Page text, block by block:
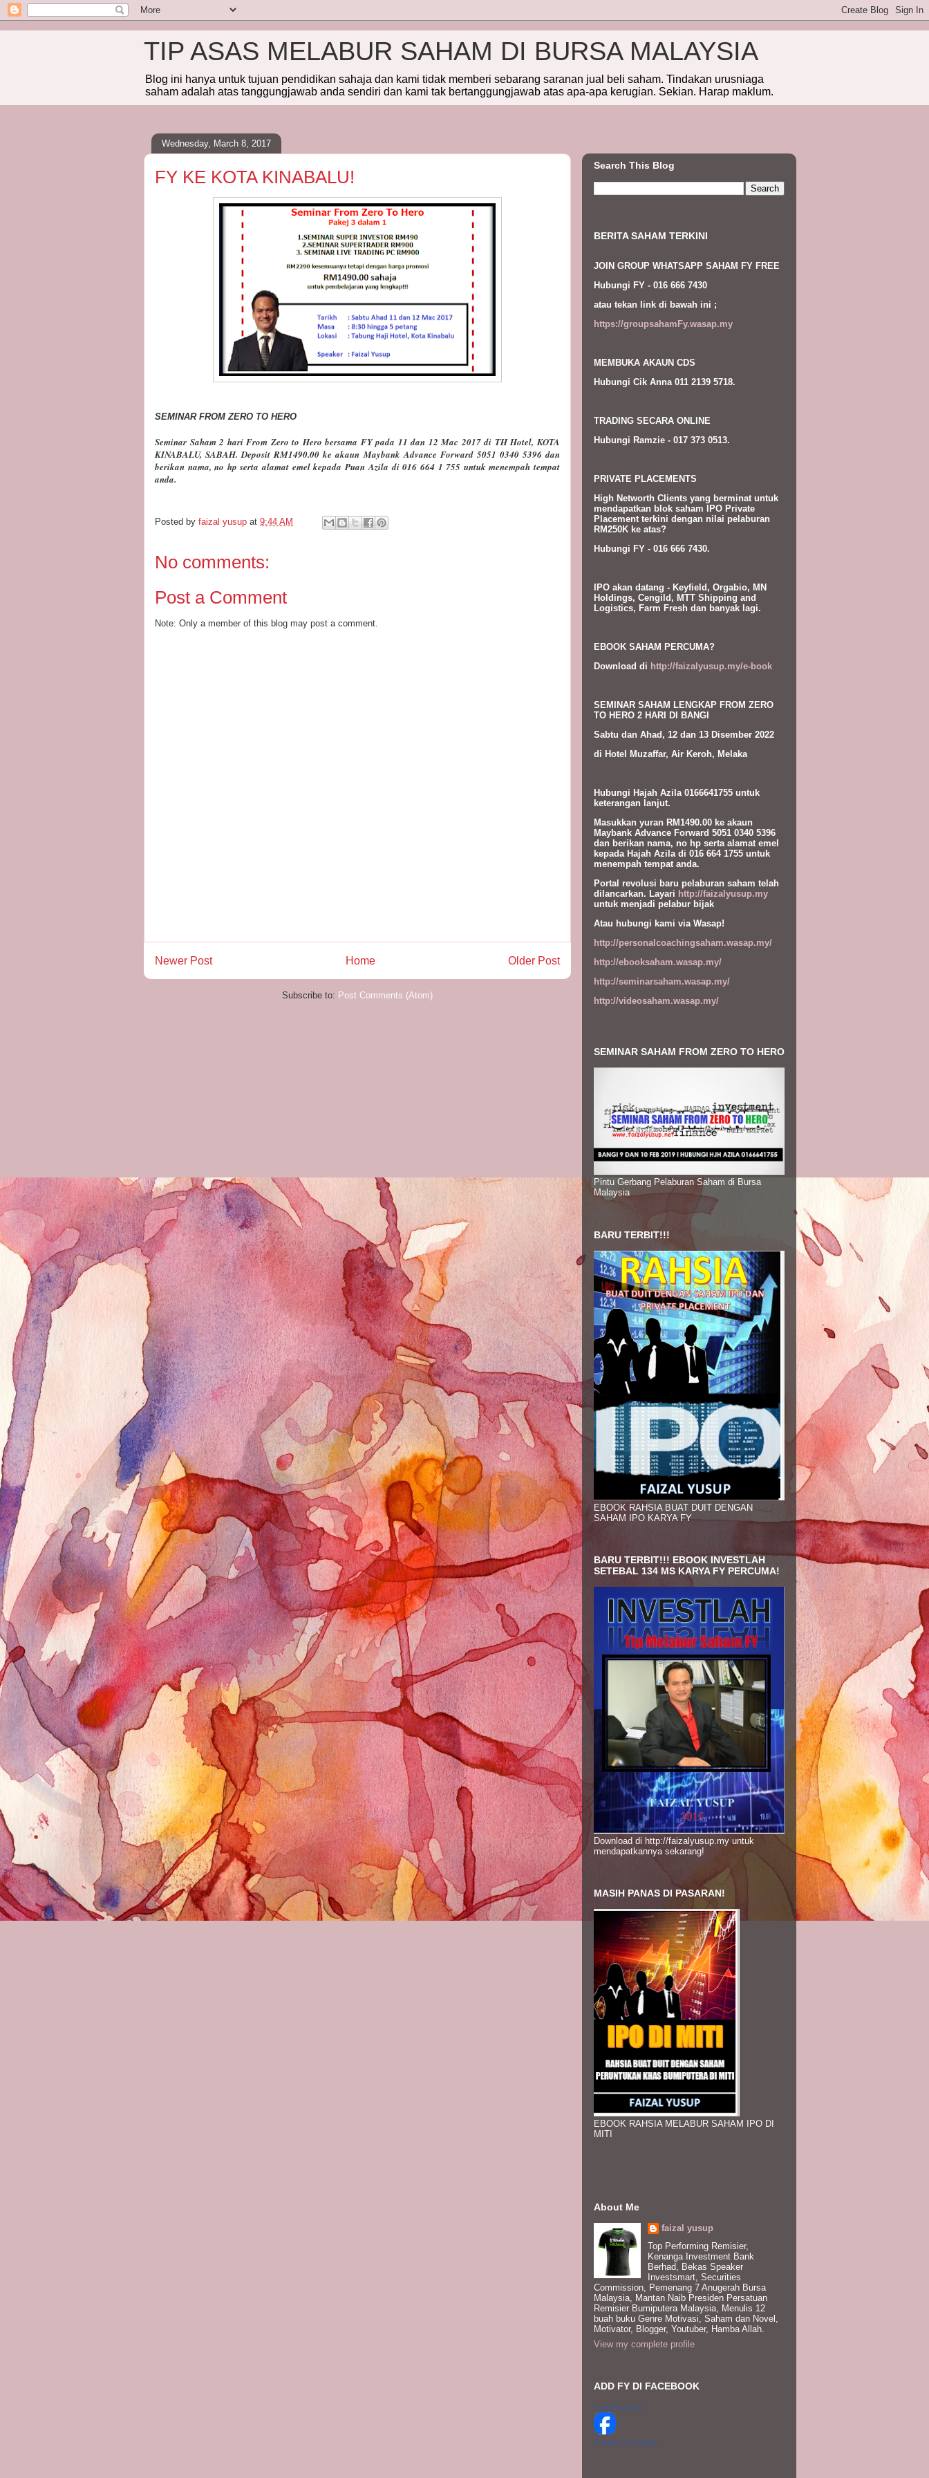
TIP ASAS MELABUR SAHAM DI BURSA MALAYSIA
Blog ini hanya untuk tujuan pendidikan sahaja dan kami tidak memberi sebarang saranan jual beli saham. Tindakan urusniaga
saham adalah atas tanggungjawab anda sendiri dan kami tak bertanggungjawab atas apa-apa kerugian. Sekian. Harap maklum.
Wednesday, March 8, 2017
FY KE KOTA KINABALU!
SEMINAR FROM ZERO TO HERO
Seminar Saham 2 hari From Zero to Hero bersama FY pada 11 dan 12 Mac 2017 di TH Hotel, KOTA
KINABALU, SABAH. Deposit RM1490.00 ke akaun Maybank Advance Forward 5051 0340 5396 dan
berikan nama, no hp serta alamat emel kepada PuanAzila di 016 664 1 755 untuk menempah tempat
anda.
Posted by faizal yusup at 9:44 AM
No comments:
Post a Comment
Note: Only a member of this blog may post a comment.
Newer Post Older Post
Home
Subscribe to: Post Comments (Atom)
Search This Blog
BERITA SAHAM TERKINI
JOIN GROUP WHATSAPP SAHAM FY FREE
Hubungi FY - 016 666 7430
atau tekan link di bawah ini ;
https://groupsahamFy.wasap.my
MEMBUKA AKAUN CDS
Hubungi Cik Anna 011 2139 5718.
TRADING SECARA ONLINE
Hubungi Ramzie - 017 373 0513.
PRIVATE PLACEMENTS
High Networth Clients yang berminat untuk
mendapatkan blok saham IPO Private
Placement terkini dengan nilai pelaburan
RM250K ke atas?
Hubungi FY - 016 666 7430.
IPO akan datang - Keyfield, Orgabio, MN
Holdings, Cengild, MTT Shipping and
Logistics, Farm Fresh dan banyak lagi.
EBOOK SAHAM PERCUMA?
Download di http://faizalyusup.my/e-book
SEMINAR SAHAM LENGKAP FROM ZERO
TO HERO 2 HARI DI BANGI
Sabtu dan Ahad, 12 dan 13 Disember 2022
di Hotel Muzaffar, Air Keroh, Melaka
Hubungi Hajah Azila 0166641755 untuk
keterangan lanjut.
Masukkan yuran RM1490.00 ke akaun
Maybank Advance Forward 5051 0340 5396
dan berikan nama, no hp serta alamat emel
kepada Hajah Azila di 016 664 1755 untuk
menempah tempat anda.
Portal revolusi baru pelaburan saham telah
dilancarkan. Layari http://faizalyusup.my
untuk menjadi pelabur bijak
Atau hubungi kami via Wasap!
http://personalcoachingsaham.wasap.my/
http://ebooksaham.wasap.my/
http://seminarsaham.wasap.my/
http://videosaham.wasap.my/
SEMINAR SAHAM FROM ZERO TO HERO
Pintu Gerbang Pelaburan Saham di Bursa
Malaysia
BARU TERBIT!!!
EBOOK RAHSIA BUAT DUIT DENGAN
SAHAM IPO KARYA FY
BARU TERBIT!!! EBOOK INVESTLAH
SETEBAL 134 MS KARYA FY PERCUMA!
Download di http://faizalyusup.my untuk
mendapatkannya sekarang!
MASIH PANAS DI PASARAN!
EBOOK RAHSIA MELABUR SAHAM IPO DI
MITI
About Me
faizal yusup
Top Performing Remisier,
Kenanga Investment Bank
Berhad, Bekas Speaker
Investsmart, Securities
Commission, Pemenang 7 Anugerah Bursa
Malaysia, Mantan Naib Presiden Persatuan
Remisier Bumiputera Malaysia, Menulis 12
buah buku Genre Motivasi, Saham dan Novel,
Motivator, Blogger, Youtuber, Hamba Allah.
View my complete profile
ADD FY DI FACEBOOK
Faizal Yusup II
Create your badge